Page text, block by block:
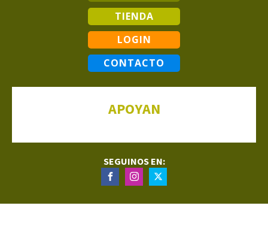
TIENDA
LOGIN
CONTACTO
APOYAN
SEGUINOS EN: